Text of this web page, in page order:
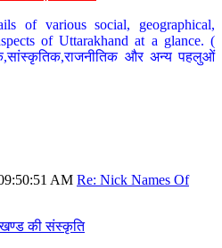
of various social, geographical,
of Uttarakhand at a glance. (
और अन्य पहलुओं
AM Re: Nick Names Of
की संस्कृति